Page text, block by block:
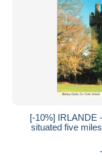
[-10%] IRLANDE
situated five